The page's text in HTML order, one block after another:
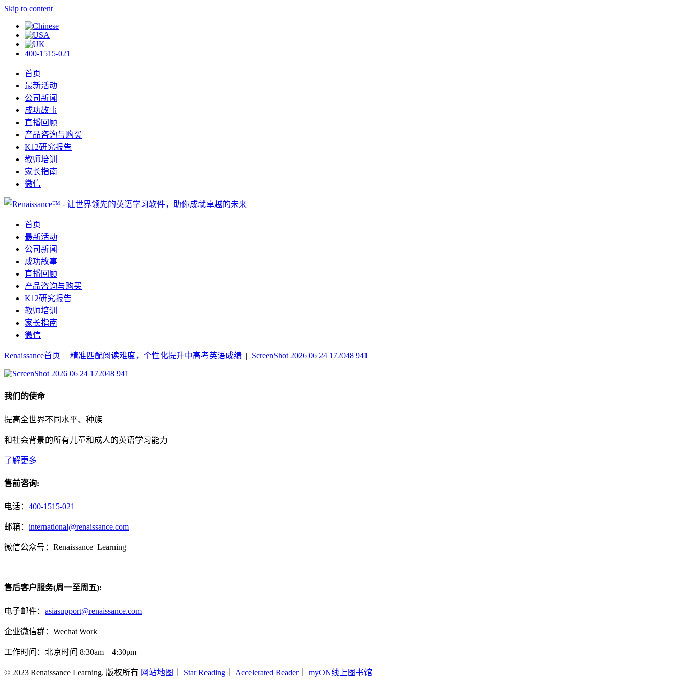
Skip to content
400-1515-021
首页
最新活动
公司新闻
成功故事
直播回顾
产品咨询与购买
K12研究报告
教师培训
家长指南
微信
首页
最新活动
公司新闻
成功故事
直播回顾
产品咨询与购买
K12研究报告
教师培训
家长指南
微信
Renaissance首页 | 精准匹配阅读难度，个性化提升中高考英语成绩 | ScreenShot 2026 06 24 172048 941
我们的使命
提高全世界不同水平、种族
和社会背景的所有儿童和成人的英语学习能力
了解更多
售前咨询:
电话： 400-1515-021
邮箱： international@renaissance.com
微信公众号：Renaissance_Learning
售后客户服务(周一至周五):
电子邮件： asiasupport@renaissance.com
企业微信群：Wechat Work
工作时间：北京时间 8:30am – 4:30pm
© 2023 Renaissance Learning. 版权所有 网站地图 Star Reading Accelerated Reader｜ myON线上图书馆